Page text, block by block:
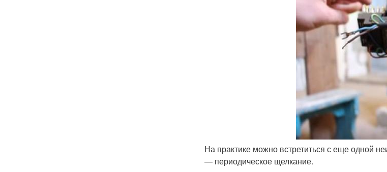
На практике можно встретиться с еще одной
— периодическое щелкание.